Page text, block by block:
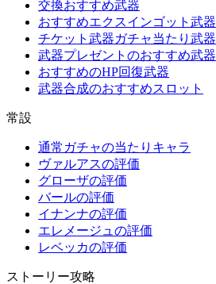
交換おすすめ武器
おすすめエクスインゴット武器
チケット武器ガチャ当たり武器
武器プレゼントのおすすめ武器
おすすめのHP回復武器
武器合成のおすすめスロット
常設
通常ガチャの当たりキャラ
ヴァルアスの評価
グローザの評価
バールの評価
イナンナの評価
エレメージュの評価
レベッカの評価
ストーリー攻略